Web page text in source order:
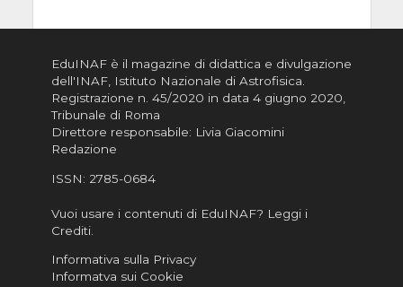
EduINAF è il magazine di didattica e divulgazione
dell'INAF, Istituto Nazionale di Astrofisica.
Registrazione n. 45/2020 in data 4 giugno 2020,
Tribunale di Roma
Direttore responsabile: Livia Giacomini
Redazione
ISSN: 2785-0684
Vuoi usare i contenuti di EduINAF? Leggi i
Crediti.
Informativa sulla Privacy
Informatva sui Cookie